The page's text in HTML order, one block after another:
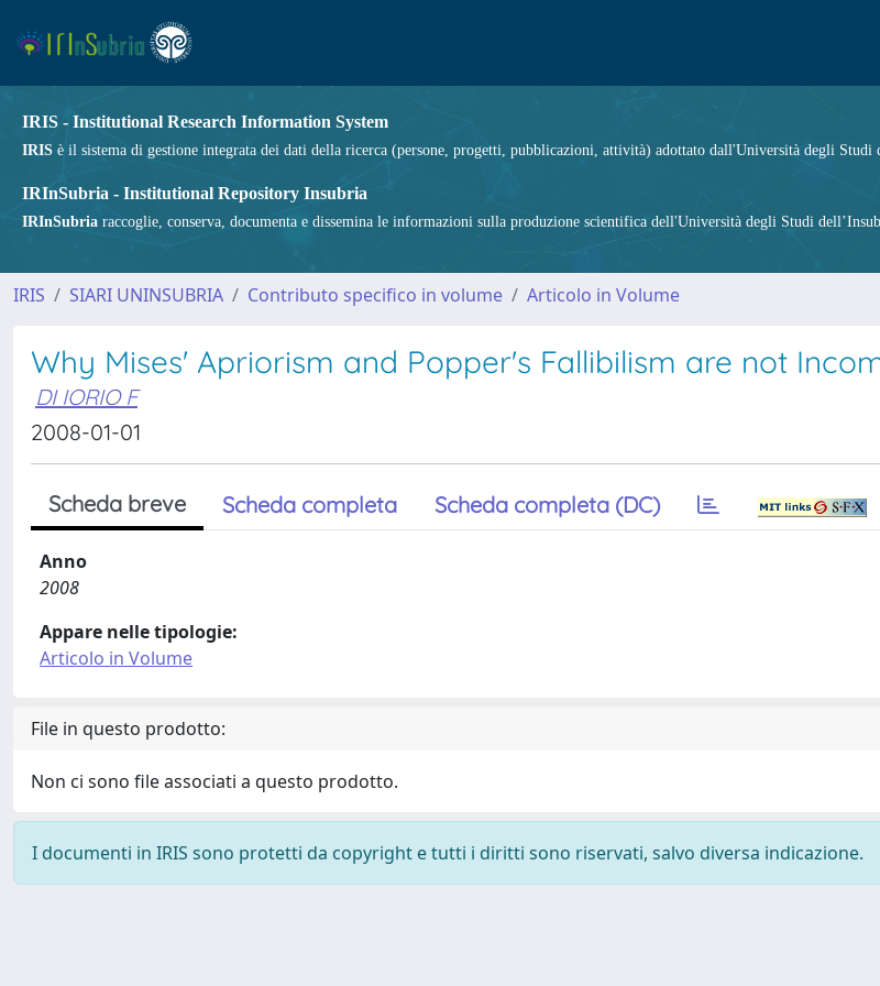
IRIS - Institutional Research Information System
IRIS è il sistema di gestione integrata dei dati della ricerca (persone, progetti, pubblicazioni, attività) adottato dall'Università degli Studi
IRInSubria - Institutional Repository Insubria
IRInSubria raccoglie, conserva, documenta e dissemina le informazioni sulla produzione scientifica dell'Università degli Studi
IRIS SIARI UNINSUBRIA Contributo specifico in volume Articolo in Volume
Why Mises' Apriorism and Popper's Fallibilism are not
DI IORIO F
2008-01-01
Scheda breve Scheda completa Scheda completa (DC)
Anno
2008
Appare nelle tipologie:
Articolo in Volume
File in questo prodotto:
Non ci sono file associati a questo prodotto.
I documenti in IRIS sono protetti da copyright e tutti i diritti sono riservati, salvo diversa indicazione.